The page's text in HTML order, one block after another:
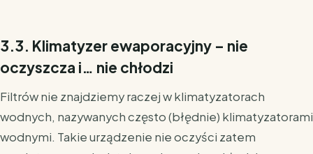
3.3. Klimatyzer ewaporacyjny – nie
oczyszcza i… nie chłodzi
Filtrów nie znajdziemy raczej w klimatyzatorach
wodnych, nazywanych często (błędnie) klimatyzatorami
wodnymi. Takie urządzenie nie oczyści zatem